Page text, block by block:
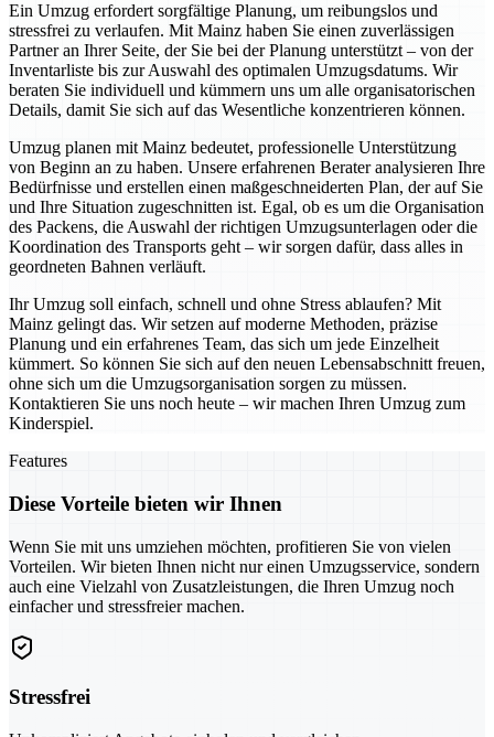
Ein Umzug erfordert sorgfältige Planung, um reibungslos und
stressfrei zu verlaufen. Mit Mainz haben Sie einen zuverlässigen
Partner an Ihrer Seite, der Sie bei der Planung unterstützt – von der
Inventarliste bis zur Auswahl des optimalen Umzugsdatums. Wir
beraten Sie individuell und kümmern uns um alle organisatorischen
Details, damit Sie sich auf das Wesentliche konzentrieren können.
Umzug planen mit Mainz bedeutet, professionelle Unterstützung
von Beginn an zu haben. Unsere erfahrenen Berater analysieren Ihre
Bedürfnisse und erstellen einen maßgeschneiderten Plan, der auf Sie
und Ihre Situation zugeschnitten ist. Egal, ob es um die Organisation
des Packens, die Auswahl der richtigen Umzugsunterlagen oder die
Koordination des Transports geht – wir sorgen dafür, dass alles in
geordneten Bahnen verläuft.
Ihr Umzug soll einfach, schnell und ohne Stress ablaufen? Mit
Mainz gelingt das. Wir setzen auf moderne Methoden, präzise
Planung und ein erfahrenes Team, das sich um jede Einzelheit
kümmert. So können Sie sich auf den neuen Lebensabschnitt freuen,
ohne sich um die Umzugsorganisation sorgen zu müssen.
Kontaktieren Sie uns noch heute – wir machen Ihren Umzug zum
Kinderspiel.
Features
Diese Vorteile bieten wir Ihnen
Wenn Sie mit uns umziehen möchten, profitieren Sie von vielen
Vorteilen. Wir bieten Ihnen nicht nur einen Umzugsservice, sondern
auch eine Vielzahl von Zusatzleistungen, die Ihren Umzug noch
einfacher und stressfreier machen.
Stressfrei